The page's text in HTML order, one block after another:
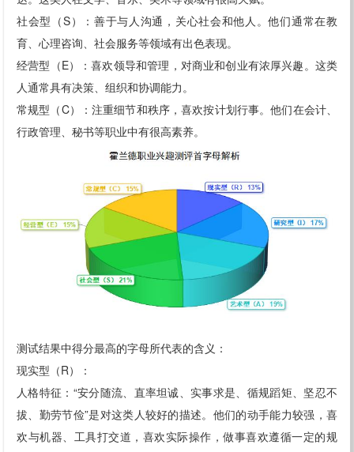
社会型（S）：善于与人沟通，关心社会和他人。他们通常在教
育、心理咨询、社会服务等领域有出色表现。
经营型（E）：喜欢领导和管理，对商业和创业有浓厚兴趣。这类
人通常具有决策、组织和协调能力。
常规型（C）：注重细节和秩序，喜欢按计划行事。他们在会计、
行政管理、秘书等职业中有很高素养。
测试结果中得分最高的字母所代表的含义：
现实型（R）：
人格特征：“安分随流、直率坦诚、实事求是、循规蹈矩、坚忍不
拔、勤劳节俭”是对这类人较好的描述。他们的动手能力较强，喜
欢与机器、工具打交道，喜欢实际操作，做事喜欢遵循一定的规